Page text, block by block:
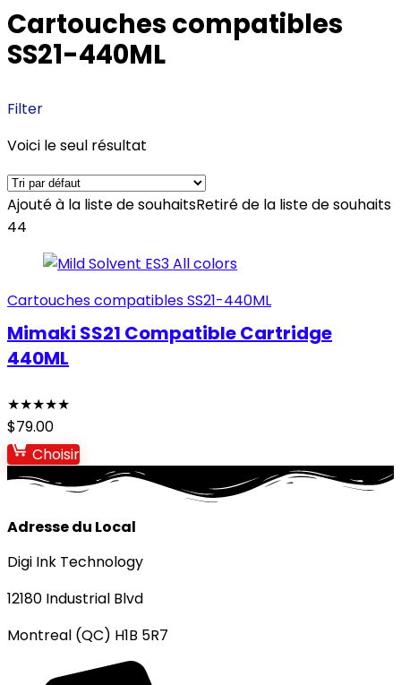
Cartouches compatibles
SS21-440ML
Filter
Voici le seul résultat
Ajouté à la liste de souhaitsRetiré de la liste de souhaits
44
Cartouches compatibles SS21-440ML
Mimaki SS21 Compatible Cartridge
440ML
★★★★★
$79.00
Choisir
Adresse du Local
Digi Ink Technology
12180 Industrial Blvd
Montreal (QC) H1B 5R7